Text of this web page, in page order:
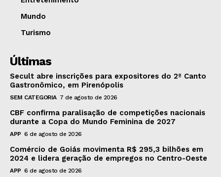
Mundo
Turismo
Últimas
Secult abre inscrições para expositores do 2º Canto
Gastronômico, em Pirenópolis
SEM CATEGORIA 7 de agosto de 2026
CBF confirma paralisação de competições nacionais
durante a Copa do Mundo Feminina de 2027
APP 6 de agosto de 2026
Comércio de Goiás movimenta R$ 295,3 bilhões em
2024 e lidera geração de empregos no Centro-Oeste
APP 6 de agosto de 2026